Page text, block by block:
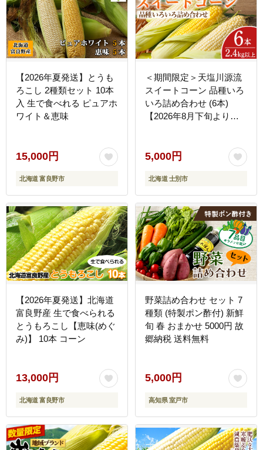
【2026年夏発送】とうも
ろこし 2種類セット 10本
入 生で食べれる ピュアホ
ワイト＆恵味
15,000円
北海道 富良野市
＜期間限定＞天塩川源流
スイートコーン 品種いろ
いろ詰め合わせ (6本)
【2026年8月下旬より順
モロコシ とうきび コーン
野菜 産地直送 【三栄アグ
リ】【A7136】
5,000円
北海道 士別市
【2026年夏発送】北海道
富良野産 生で食べられる
とうもろこし【恵味(めぐ
み)】 10本 コーン
13,000円
北海道 富良野市
野菜詰め合わせ セット 7
種類 (特製ポン酢付) 新鮮
旬 春 おまかせ 5000円 故
郷納税 送料無料
5,000円
高知県 室戸市